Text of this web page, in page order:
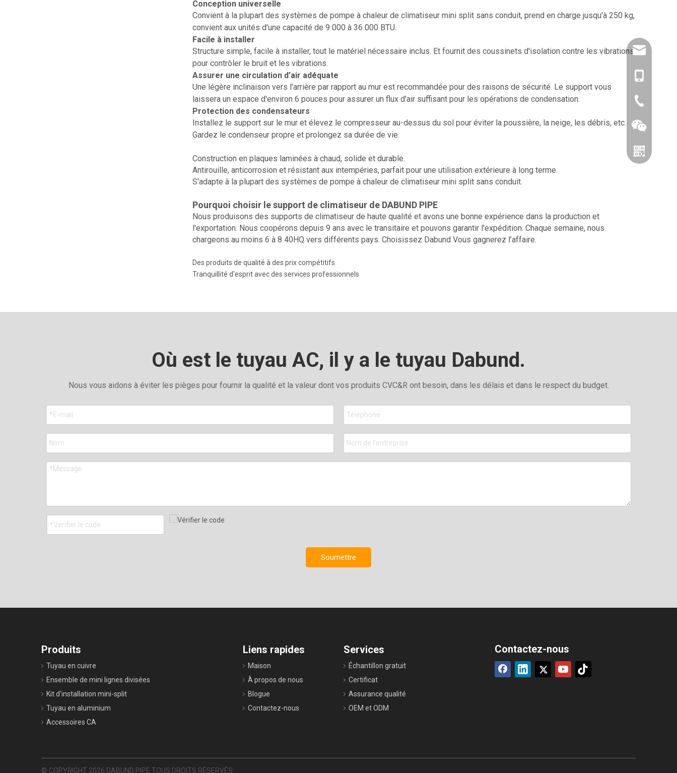
Conception universelle
Convient à la plupart des systèmes de pompe à chaleur de climatiseur mini split sans conduit, prend en charge jusqu'à 250 kg,
convient aux unités d'une capacité de 9 000 à 36 000 BTU.
Facile à installer
Structure simple, facile à installer, tout le matériel nécessaire inclus. Et fournit des coussinets d'isolation contre les vibrations
pour contrôler le bruit et les vibrations.
Assurer une circulation d’air adéquate
Une légère inclinaison vers l'arrière par rapport au mur est recommandée pour des raisons de sécurité. Le support vous
laissera un espace d'environ 6 pouces pour assurer un flux d'air suffisant pour les opérations de condensation.
Protection des condensateurs
Installez le support sur le mur et élevez le compresseur au-dessus du sol pour éviter la poussière, la neige, les débris, etc.
Gardez le condenseur propre et prolongez sa durée de vie.
Construction en plaques laminées à chaud, solide et durable.
Antirouille, anticorrosion et résistant aux intempéries, parfait pour une utilisation extérieure à long terme.
S'adapte à la plupart des systèmes de pompe à chaleur de climatiseur mini split sans conduit.
Pourquoi choisir le support de climatiseur de DABUND PIPE
Nous produisons des supports de climatiseur de haute qualité et avons une bonne expérience dans la production et
l'exportation. Nous coopérons depuis 9 ans avec le transitaire et pouvons garantir l'expédition. Chaque semaine, nous
chargeons au moins 6 à 8 40HQ vers différents pays. Choisissez Dabund Vous gagnerez l’affaire.
Des produits de qualité à des prix compétitifs
Tranquillité d'esprit avec des services professionnels
Où est le tuyau AC, il y a le tuyau Dabund.
Nous vous aidons à éviter les pièges pour fournir la qualité et la valeur dont vos produits CVC&R ont besoin, dans les délais et dans le respect du budget.
Soumettre
Produits
Tuyau en cuivre
Ensemble de mini lignes divisées
Kit d'installation mini-split
Tuyau en aluminium
Accessoires CA
86-
Liens rapides
Maison
À propos de nous
Blogue
Contactez-nous
Services
Échantillon gratuit
Certificat
Assurance qualité
OEM et ODM
Contactez-nous
© COPYRIGHT 2026 DABUND PIPE TOUS DROITS RÉSERVÉS.